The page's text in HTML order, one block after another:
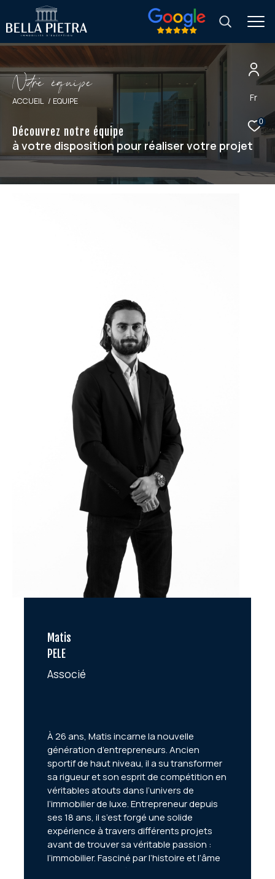
Fr
0
Nore équipe
ACCUEIL EQUIPE
Découvrez notre équipe
à votre disposition pour réaliser votre projet
Matis
PELE
Associé
À 26 ans, Matis incarne la nouvelle
génération d’entrepreneurs. Ancien
sportif de haut niveau, il a su transformer
sa rigueur et son esprit de compétition en
véritables atouts dans l’univers de
l’immobilier de luxe. Entrepreneur depuis
ses 18 ans, il s’est forgé une solide
expérience à travers différents projets
avant de trouver sa véritable passion :
l’immobilier. Fasciné par l’histoire et l’âme
des lieux, il aime dénicher des biens